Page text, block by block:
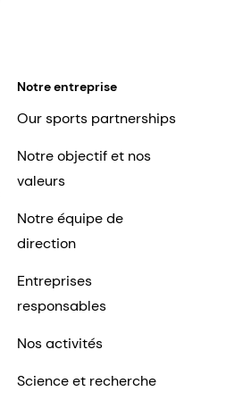
Notre entreprise
Our sports partnerships
Notre objectif et nos
valeurs
Notre équipe de
direction
Entreprises
responsables
Nos activités
Science et recherche